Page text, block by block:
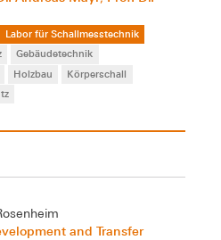
Labor für Schallmesstechnik
Gebäudetechnik
Holzbau
Körperschall
and Transfer